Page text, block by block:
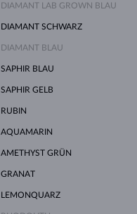
DIAMANT LAB GROWN BLAU
DIAMANT SCHWARZ
DIAMANT BLAU
SAPHIR BLAU
SAPHIR GELB
RUBIN
AQUAMARIN
AMETHYST GRÜN
GRANAT
LEMONQUARZ